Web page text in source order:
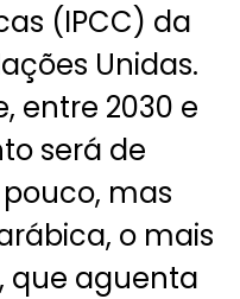
(IPCC) da
Unidas.
entre 2030 e
será de
pouco, mas
o mais
que aguenta